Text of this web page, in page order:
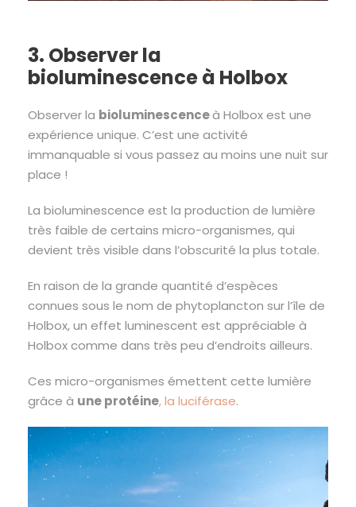
3. Observer la
bioluminescence à Holbox
Observer la bioluminescenceà Holbox est une
expérience unique. C’est une activité
immanquable si vous passez au moins une nuit sur
place !
La bioluminescence est la production de lumière
très faible de certains micro-organismes, qui
devient très visible dans l’obscurité la plus totale.
En raison de la grande quantité d’espèces
connues sous le nom de phytoplancton sur l’île de
Holbox, un effet luminescent est appréciable à
Holbox comme dans très peu d’endroits ailleurs.
Ces micro-organismes émettent cette lumière
grâce à une protéine, la luciférase.